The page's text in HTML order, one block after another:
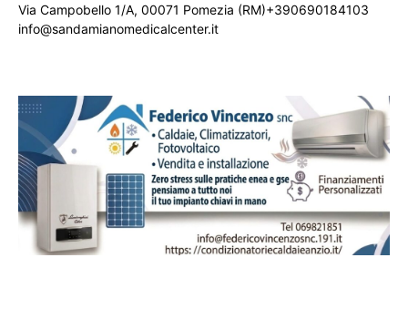
Via Campobello 1/A, 00071 Pomezia (RM)+390690184103
info@sandamianomedicalcenter.it